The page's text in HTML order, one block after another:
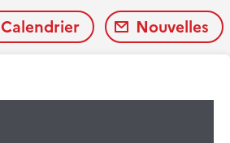
Calendrier Nouvelles